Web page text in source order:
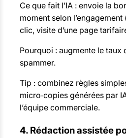
Ce que fait l’IA : envoie la
moment selon l’engagement
clic, visite d’une page
Pourquoi : augmente le taux
spammer.
Tip : combinez règles
micro‑copies générées par
l’équipe commerciale.
4. Rédaction assistée